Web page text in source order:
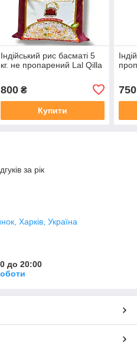
Індійський рис басматі 5
кг. не пропарений Lal Qilla
800₴
Купити
750
за рік
Харків, Україна
до 20:00